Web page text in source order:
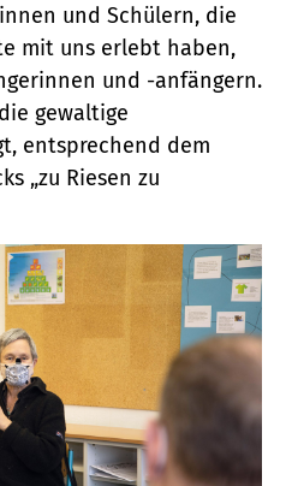
und Schülern, die
mit uns erlebt haben,
und -anfängern.
gewaltige
entsprechend dem
„zu Riesen zu